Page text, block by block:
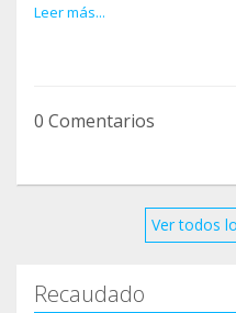
grupo Teaming con solo
Ese euro se
❤️ ÚNETE AQUÍ:
https://
#Teaming
Leer más...
0 Comentarios
Ver todos
Recaudado